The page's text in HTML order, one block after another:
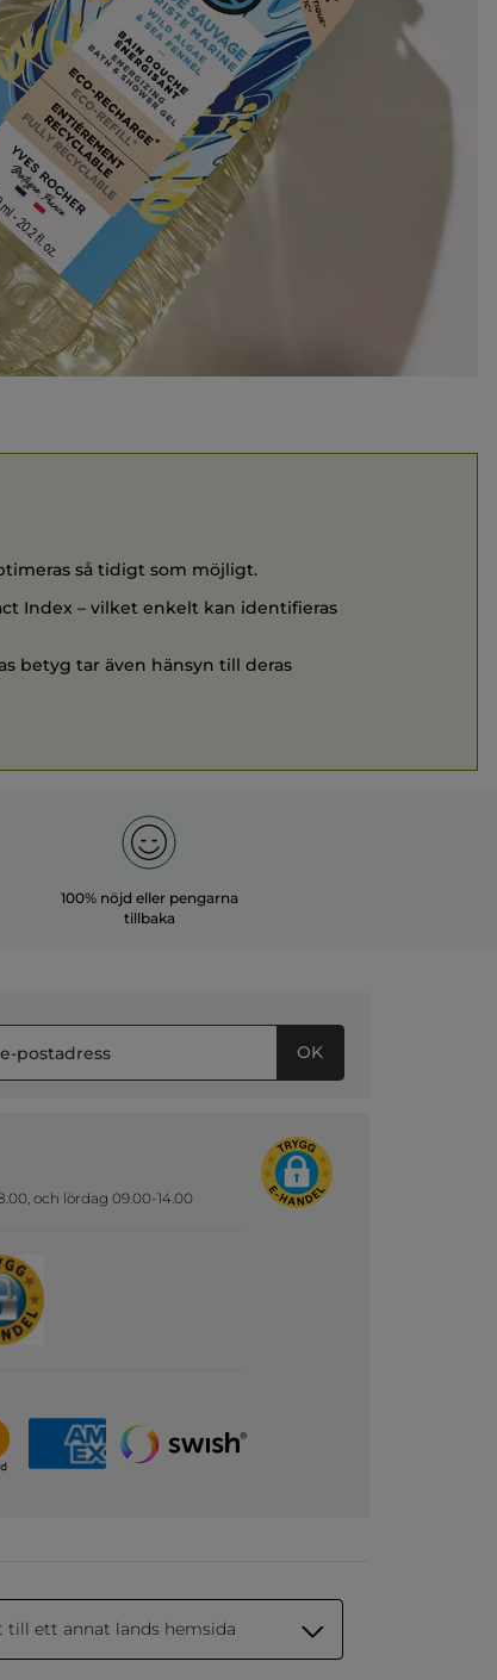
så tidigt som möjligt.
Index – vilket enkelt kan identifieras
betyg tar även hänsyn till deras
100% nöjd eller pengarna
tillbaka
OK
och lördag 09.00-14.00
till ett annat lands hemsida